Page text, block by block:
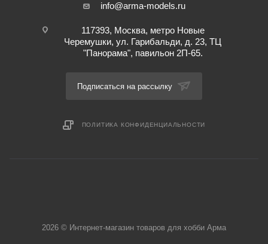
info@arma-models.ru
117393, Москва, метро Новые
Черемушки, ул. Гарибальди, д. 23, ТЦ
"Панорама", павильон 2П-65.
Подписаться на рассылку
ПОЛИТИКА КОНФИДЕНЦИАЛЬНОСТИ
2026 © Интернет-магазин товаров для хобби Арма